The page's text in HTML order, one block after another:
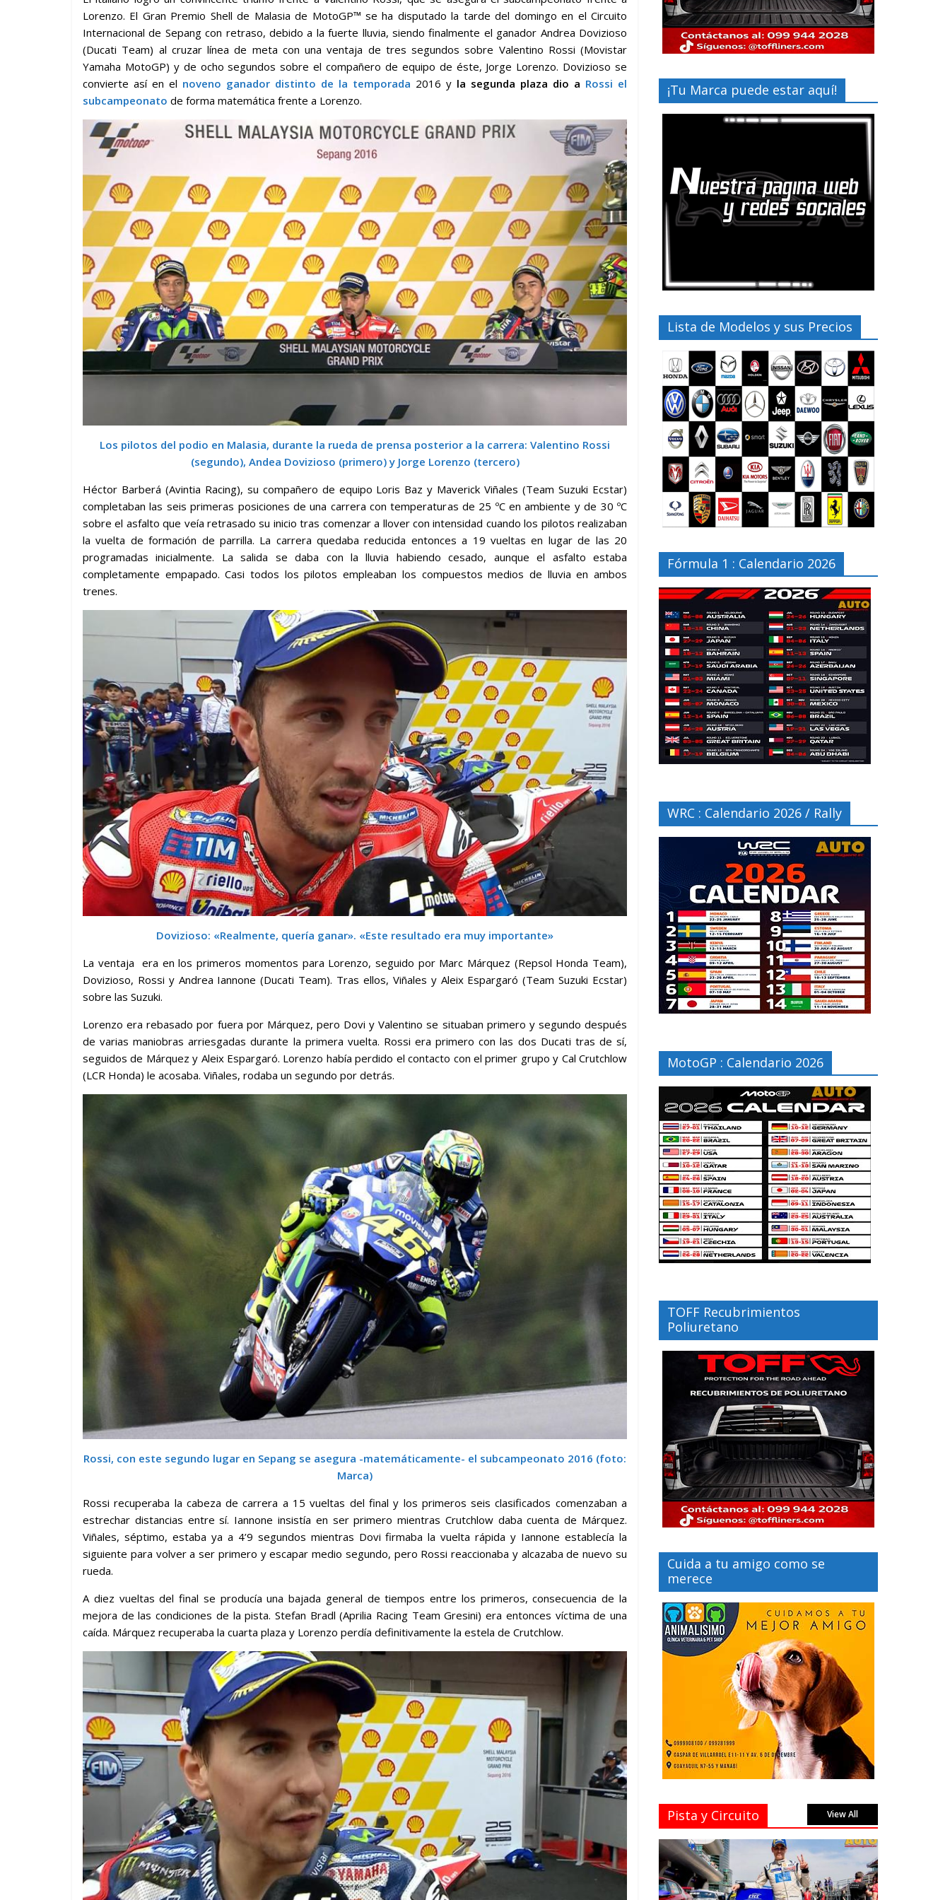
Lorenzo. El Gran Premio Shell de Malasia de MotoGP™ se ha disputado la tarde del domingo en el Circuito
Internacional de Sepang con retraso, debido a la fuerte lluvia, siendo finalmente el ganador Andrea Dovizioso
(Ducati Team) al cruzar línea de meta con una ventaja de tres segundos sobre Valentino Rossi (Movistar
Yamaha MotoGP) y de ocho segundos sobre el compañero de equipo de éste, Jorge Lorenzo. Dovizioso se
convierte así en el noveno ganador distinto de la temporada 2016 y la segunda plaza dio a Rossi el
subcampeonato de forma matemática frente a Lorenzo.
Los pilotos del podio en Malasia, durante la rueda de prensa posterior a la carrera: Valentino Rossi
(segundo), Andea Dovizioso (primero) y Jorge Lorenzo (tercero)
Héctor Barberá (Avintia Racing), su compañero de equipo Loris Baz y Maverick Viñales (Team Suzuki Ecstar)
completaban las seis primeras posiciones de una carrera con temperaturas de 25 ºC en ambiente y de 30 ºC
sobre el asfalto que veía retrasado su inicio tras comenzar a llover con intensidad cuando los pilotos realizaban
la vuelta de formación de parrilla. La carrera quedaba reducida entonces a 19 vueltas en lugar de las 20
programadas inicialmente. La salida se daba con la lluvia habiendo cesado, aunque el asfalto estaba
completamente empapado. Casi todos los pilotos empleaban los compuestos medios de lluvia en ambos
trenes.
Dovizioso: «Realmente, quería ganar». «Este resultado era muy importante»
La ventaja era en los primeros momentos para Lorenzo, seguido por Marc Márquez (Repsol Honda Team),
Dovizioso, Rossi y Andrea Iannone (Ducati Team). Tras ellos, Viñales y Aleix Espargaró (Team Suzuki Ecstar)
sobre las Suzuki.
Lorenzo era rebasado por fuera por Márquez, pero Dovi y Valentino se situaban primero y segundo después
de varias maniobras arriesgadas durante la primera vuelta. Rossi era primero con las dos Ducati tras de sí,
seguidos de Márquez y Aleix Espargaró. Lorenzo había perdido el contacto con el primer grupo y Cal Crutchlow
(LCR Honda) le acosaba. Viñales, rodaba un segundo por detrás.
Rossi, con este segundo lugar en Sepang se asegura -matemáticamente- el subcampeonato 2016 (foto:
Marca)
Rossi recuperaba la cabeza de carrera a 15 vueltas del final y los primeros seis clasificados comenzaban a
estrechar distancias entre sí. Iannone insistía en ser primero mientras Crutchlow daba cuenta de Márquez.
Viñales, séptimo, estaba ya a 4’9 segundos mientras Dovi firmaba la vuelta rápida y Iannone establecía la
siguiente para volver a ser primero y escapar medio segundo, pero Rossi reaccionaba y alcazaba de nuevo su
rueda.
A diez vueltas del final se producía una bajada general de tiempos entre los primeros, consecuencia de la
mejora de las condiciones de la pista. Stefan Bradl (Aprilia Racing Team Gresini) era entonces víctima de una
caída. Márquez recuperaba la cuarta plaza y Lorenzo perdía definitivamente la estela de Crutchlow.
¡Tu Marca puede estar aquí!
Lista de Modelos y sus Precios
Fórmula 1 : Calendario 2026
WRC : Calendario 2026 / Rally
MotoGP : Calendario 2026
TOFF Recubrimientos
Poliuretano
Cuida a tu amigo como se
merece
Pista y Circuito View All